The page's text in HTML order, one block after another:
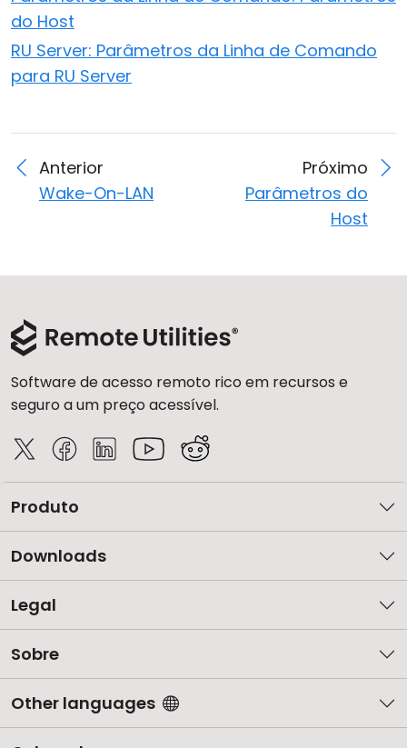
do Host
RU Server: Parâmetros da Linha de Comando
para RU Server
Anterior
Wake-On-LAN
Próximo
Parâmetros do
Host
Software de acesso remoto rico em recursos e
seguro a um preço acessível.
Produto
Downloads
Legal
Sobre
Other languages